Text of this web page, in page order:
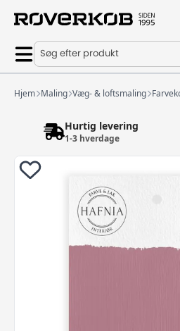
Søg efter produkt
Hjem Maling Væg- & loftsmaling
Hurtig levering
1-3 hverdage